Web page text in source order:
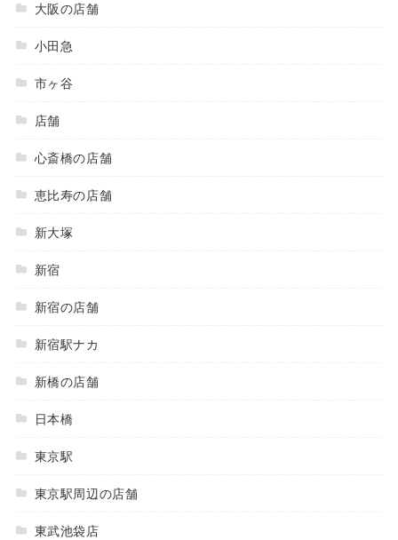
大阪の店舗
小田急
市ヶ谷
店舗
心斎橋の店舗
恵比寿の店舗
新大塚
新宿
新宿の店舗
新宿駅ナカ
新橋の店舗
日本橋
東京駅
東京駅周辺の店舗
東武池袋店